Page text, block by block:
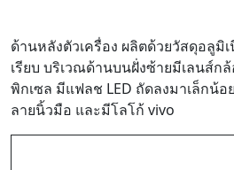
ด้านหลังตัวเครื่อง ผลิตด้วยวัสดุอลูมิ
เรียบ บริเวณด้านบนฝั่งซ้ายมีเลนส์ก
พิกเซล มีแฟลช LED ถัดลงมาเล็กน้
ลายนิ้วมือ และมีโลโก้ vivo